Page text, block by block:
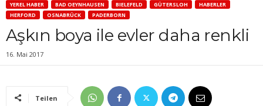
YEREL HABER BAD OEYNHAUSEN BIELEFELD GÜTERSLOH
HABERLER
HERFORD
OSNABRÜCK PADERBORN
Aşkın boya ile evler daha renkli
16. Mai 2017
Teilen